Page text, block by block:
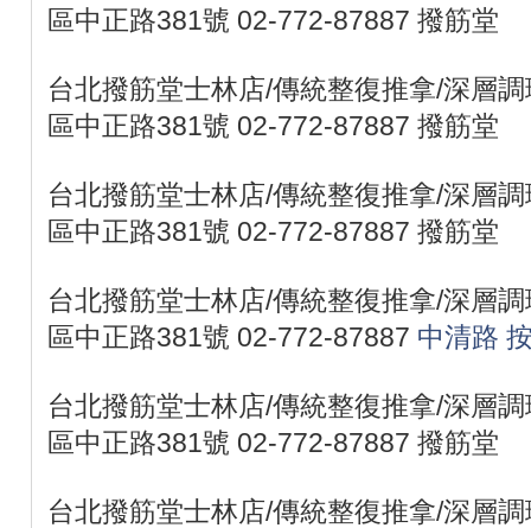
區中正路381號 02-772-87887 撥筋堂
台北撥筋堂士林店/傳統整復推拿/深層
區中正路381號 02-772-87887 撥筋堂
台北撥筋堂士林店/傳統整復推拿/深層
區中正路381號 02-772-87887 撥筋堂
台北撥筋堂士林店/傳統整復推拿/深層
區中正路381號 02-772-87887 中清路
台北撥筋堂士林店/傳統整復推拿/深層
區中正路381號 02-772-87887 撥筋堂
台北撥筋堂士林店/傳統整復推拿/深層